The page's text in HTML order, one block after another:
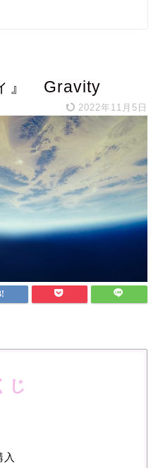
』 Gravity
2022年11月5日
じ